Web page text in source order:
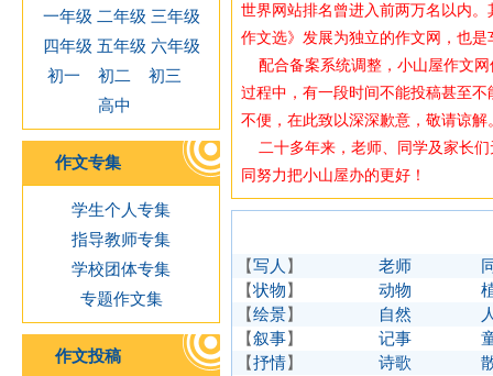
一年级 二年级 三年级
四年级 五年级 六年级
初一
初二
初三
高中
作文专集
学生个人专集
指导教师专集
学校团体专集
专题作文集
作文投稿
世界网站排名曾进入前两万名以内
作文选》发展为独立的作文网，也
配合备案系统调整，小山屋作文网
过程中，有一段时间不能投稿甚至
不便，在此致以深深歉意，敬请谅解
二十多年来，老师、同学及家长们
同努力把小山屋办的更好！
【写人 】 老师
【状物】 动物
【绘景】 自然
【叙事】 记事
【抒情】 诗歌